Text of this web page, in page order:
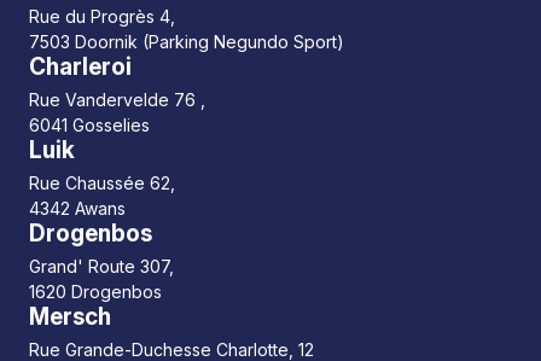
Rue du Progrès 4,
7503 Doornik (Parking Negundo Sport)
Charleroi
Rue Vandervelde 76 ,
6041 Gosselies
Luik
Rue Chaussée 62,
4342 Awans
Drogenbos
Grand' Route 307,
1620 Drogenbos
Mersch
Rue Grande-Duchesse Charlotte, 12